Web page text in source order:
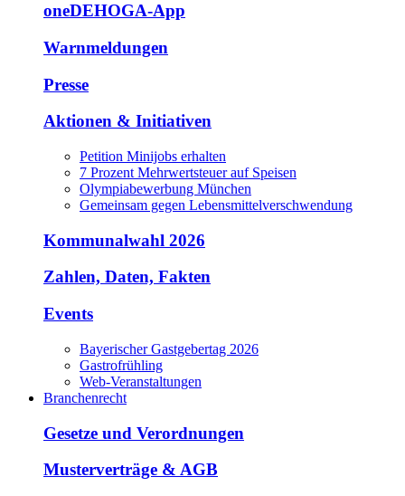
oneDEHOGA-App
Warnmeldungen
Presse
Aktionen & Initiativen
Petition Minijobs erhalten
7 Prozent Mehrwertsteuer auf Speisen
Olympiabewerbung München
Gemeinsam gegen Lebensmittelverschwendung
Kommunalwahl 2026
Zahlen, Daten, Fakten
Events
Bayerischer Gastgebertag 2026
Gastrofrühling
Web-Veranstaltungen
Branchenrecht
Gesetze und Verordnungen
Musterverträge & AGB